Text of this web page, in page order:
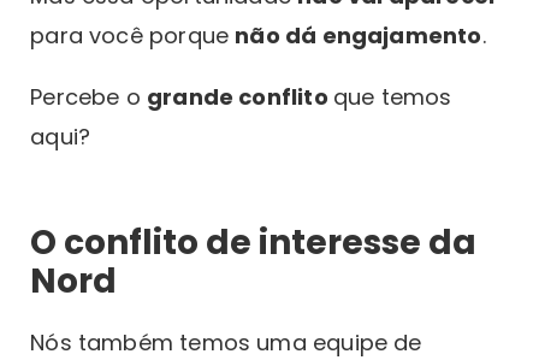
para você porque não dá engajamento.
Percebe o grande conflito que temos
aqui?
O conflito de interesse da
Nord
Nós também temos uma equipe de